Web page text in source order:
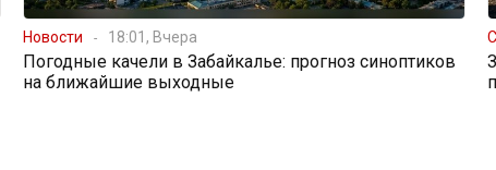
Новости 18:01, Вчера
Погодные качели в Забайкалье: прогноз синоптиков
на ближайшие выходные